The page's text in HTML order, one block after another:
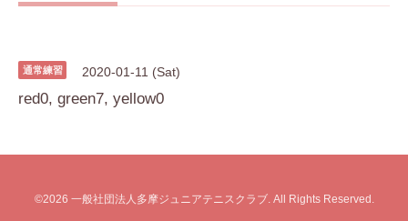
通常練習 2020-01-11 (Sat)
red0, green7, yellow0
©2026 一般社団法人多摩ジュニアテニスクラブ. All Rights Reserved.